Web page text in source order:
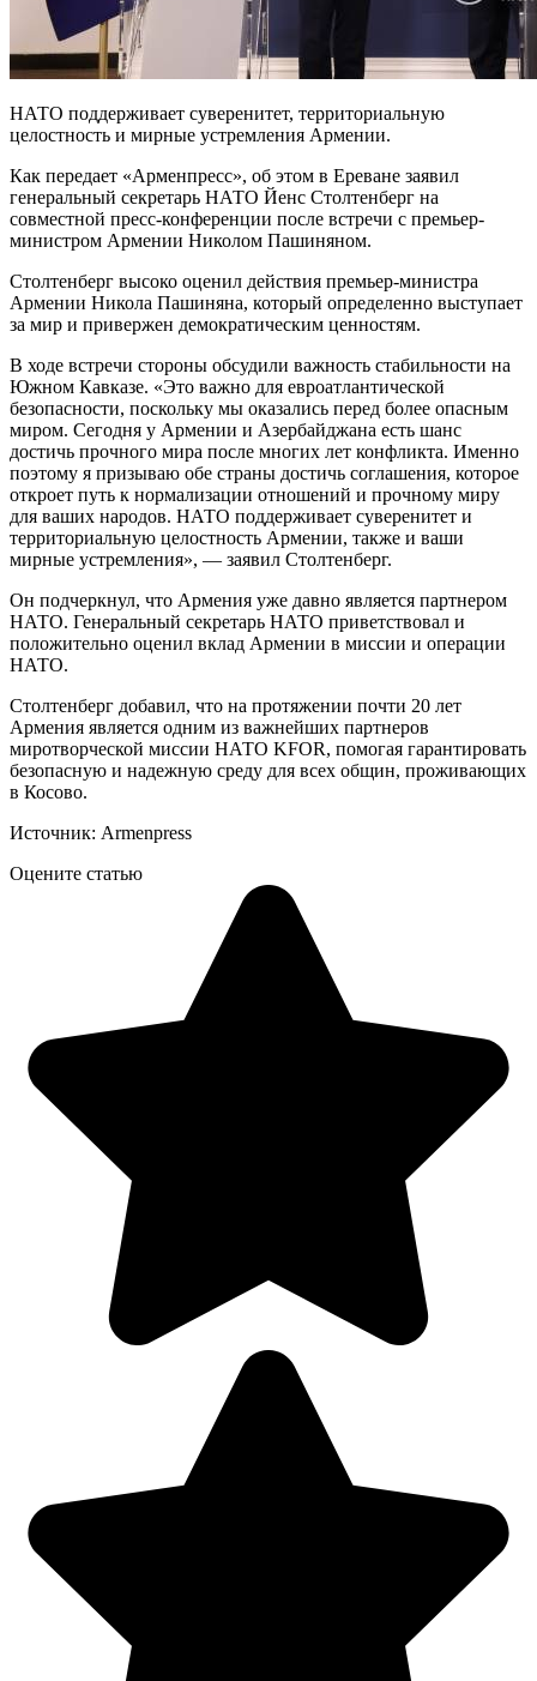
НАТО поддерживает суверенитет, территориальную
целостность и мирные устремления Армении.
Как передает «Арменпресс», об этом в Ереване заявил
генеральный секретарь НАТО Йенс Столтенберг на
совместной пресс-конференции после встречи с премьер-
министром Армении Николом Пашиняном.
Столтенберг высоко оценил действия премьер-министра
Армении Никола Пашиняна, который определенно выступает
за мир и привержен демократическим ценностям.
В ходе встречи стороны обсудили важность стабильности на
Южном Кавказе. «Это важно для евроатлантической
безопасности, поскольку мы оказались перед более опасным
миром. Сегодня у Армении и Азербайджана есть шанс
достичь прочного мира после многих лет конфликта. Именно
поэтому я призываю обе страны достичь соглашения, которое
откроет путь к нормализации отношений и прочному миру
для ваших народов. НАТО поддерживает суверенитет и
территориальную целостность Армении, также и ваши
мирные устремления», — заявил Столтенберг.
Он подчеркнул, что Армения уже давно является партнером
НАТО. Генеральный секретарь НАТО приветствовал и
положительно оценил вклад Армении в миссии и операции
НАТО.
Столтенберг добавил, что на протяжении почти 20 лет
Армения является одним из важнейших партнеров
миротворческой миссии НАТО KFOR, помогая гарантировать
безопасную и надежную среду для всех общин, проживающих
в Косово.
Источник: Armenpress
Оцените статью